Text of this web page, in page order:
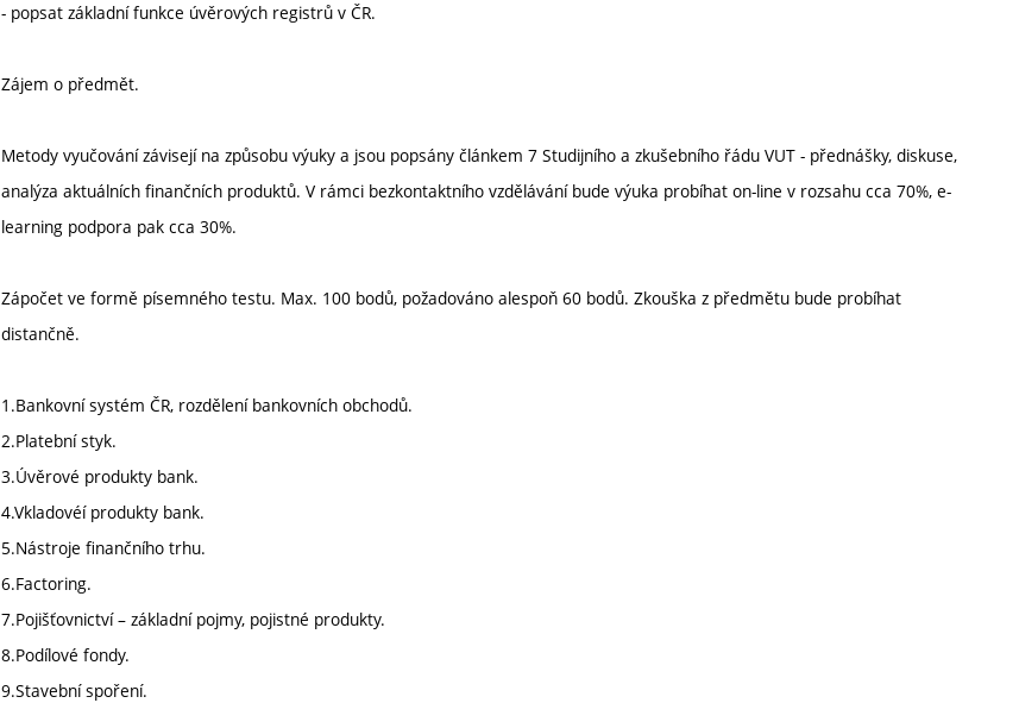
- popsat základní funkce úvěrových registrů v ČR.
Zájem o předmět.
Metody vyučování závisejí na způsobu výuky a jsou popsány článkem 7 Studijního a zkušebního řádu VUT - přednášky, diskuse,
analýza aktuálních finančních produktů. V rámci bezkontaktního vzdělávání bude výuka probíhat on-line v rozsahu cca 70%, e-
learning podpora pak cca 30%.
Zápočet ve formě písemného testu. Max. 100 bodů, požadováno alespoň 60 bodů. Zkouška z předmětu bude probíhat
distančně.
1.Bankovní systém ČR, rozdělení bankovních obchodů.
2.Platební styk.
3.Úvěrové produkty bank.
4.Vkladovéí produkty bank.
5.Nástroje finančního trhu.
6.Factoring.
7.Pojišťovnictví – základní pojmy, pojistné produkty.
8.Podílové fondy.
9.Stavební spoření.